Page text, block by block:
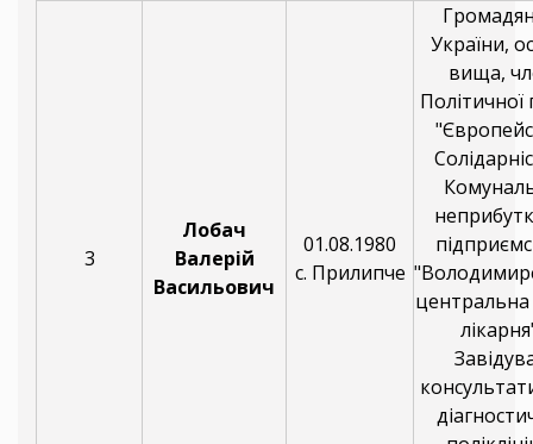
3
Лобач
Валерій
Васильович
01.08.1980
с. Прилипче
України,
вища,
Політичної